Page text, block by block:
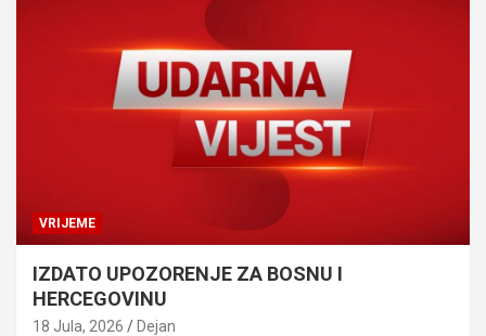
VRIJEME
IZDATO UPOZORENJE ZA BOSNU I
HERCEGOVINU
18 Jula, 2026 Dejan